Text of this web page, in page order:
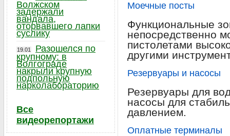
Моечные посты
Функциональные
непосредственно
пистолетами
другими
Резервуары и насосы
Резервуары для
насосы для
давлением.
Оплатные терминалы
Волжском
задержали
вандала,
оторвавшего лапки
суслику
19.01
Разошелся по
крупному: в
Волгограде
накрыли крупную
подпольную
нарколабораторию
Все
видеорепортажи